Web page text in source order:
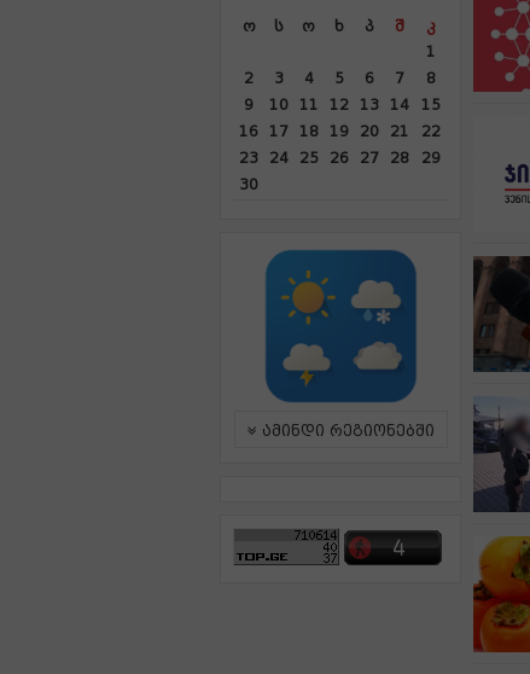
Ო Ს Ო Ხ Პ Შ
Კ
1
2
3 4 5 6 7
8
9
10 11 12 13 14
15
16
17 18 19 20 21
22
23
24 25 26 27 28
29
30
ამინდი რეგიონებში